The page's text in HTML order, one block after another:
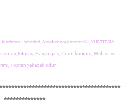
Haberleri, Araştırmacı gazetecilik, YUSTITSIA
Fitness, Ev için gıda, Odun kömürü, Web sitesi
Toptan yakacak odun
**************